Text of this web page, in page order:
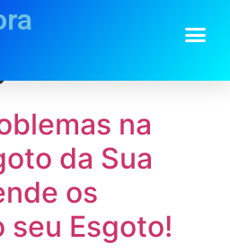
de
na
da Sua
os
seu Esgoto!